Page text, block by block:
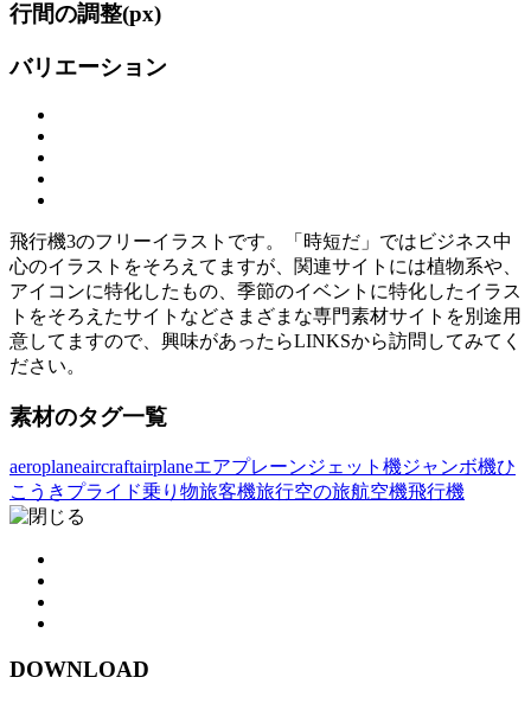
行間の調整(px)
バリエーション
飛行機3のフリーイラストです。「時短だ」ではビジネス中
心のイラストをそろえてますが、関連サイトには植物系や、
アイコンに特化したもの、季節のイベントに特化したイラス
トをそろえたサイトなどさまざまな専門素材サイトを別途用
意してますので、興味があったらLINKSから訪問してみてく
ださい。
素材のタグ一覧
aeroplaneaircraftairplaneエアプレーンジェット機ジャンボ機ひ
こうき プライド乗り物旅客機旅行空の旅航空機飛行機
DOWNLOAD